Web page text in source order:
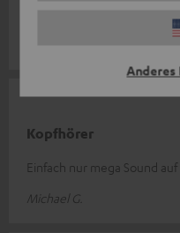
Anderes
Kopfhörer
Einfach nur mega Sound
Michael G.